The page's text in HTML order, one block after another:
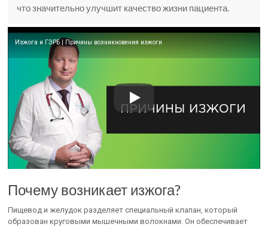
что значительно улучшит качество жизни пациента.
Изжога и ГЭРБ | Причины возникновения изжоги
Почему возникает изжога?
Пищевод и желудок разделяет специальный клапан, который
образован круговыми мышечными волокнами. Он обеспечивает